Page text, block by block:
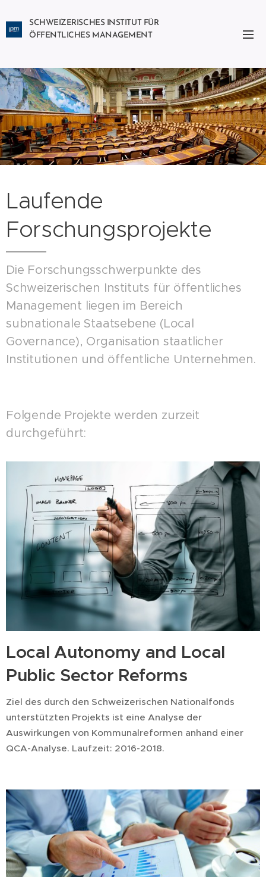
SCHWEIZERISCHES INSTITUT FÜR
ÖFFENTLICHES MANAGEMENT
Laufende
Forschungsprojekte
Die Forschungsschwerpunkte des
Schweizerischen Instituts für öffentliches
Management liegen im Bereich
subnationale Staatsebene (Local
Governance), Organisation staatlicher
Institutionen und öffentliche Unternehmen.
Folgende Projekte werden zurzeit
durchgeführt:
Local Autonomy and Local
Public Sector Reforms
Ziel des durch den Schweizerischen Nationalfonds
unterstützten Projekts ist eine Analyse der
Auswirkungen von Kommunalreformen anhand einer
QCA-Analyse. Laufzeit: 2016-2018.